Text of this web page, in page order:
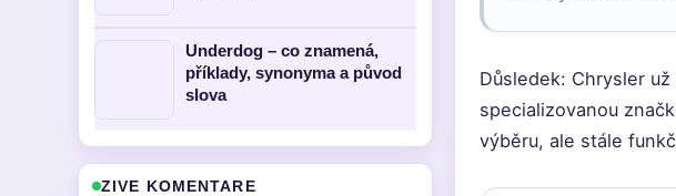
Důsledek: Chrysler
specializovanou
výběru, ale stále
Underdog – co znamená,
příklady, synonyma a původ
slova
ZIVE KOMENTARE